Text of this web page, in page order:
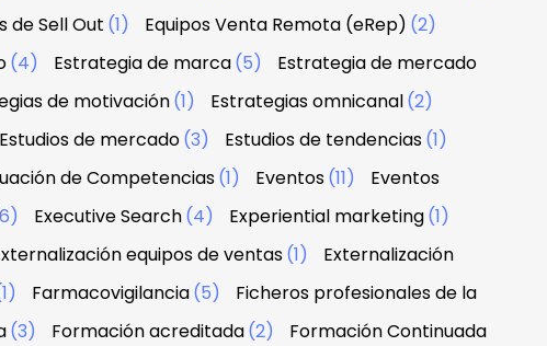
de Sell Out (1) Equipos Venta Remota (eRep) (2)
(4) Estrategia de marca(5)
Estrategia de mercado
de motivación(1) Estrategias omnicanal(2)
Estudios de mercado(3) Estudios de tendencias(1)
de Competencias(1) Eventos(11)
Eventos
Executive Search(4) Experiential marketing(1)
equipos de ventas(1)
Externalización
Farmacovigilancia(5)
Ficheros profesionales de la
(3) Formación acreditada(2)
Formación Continuada